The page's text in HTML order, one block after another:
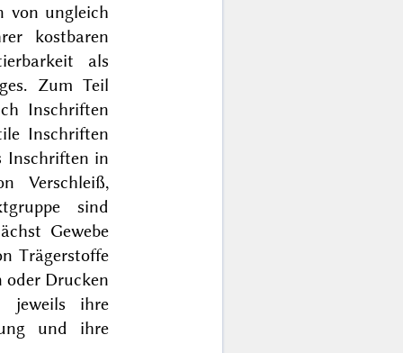
von ungleich
kostbaren
als
Zum Teil
Inschriften
Inschriften
Inschriften in
Verschleiß,
sind
Gewebe
Trägerstoffe
oder Drucken
jeweils ihre
und ihre